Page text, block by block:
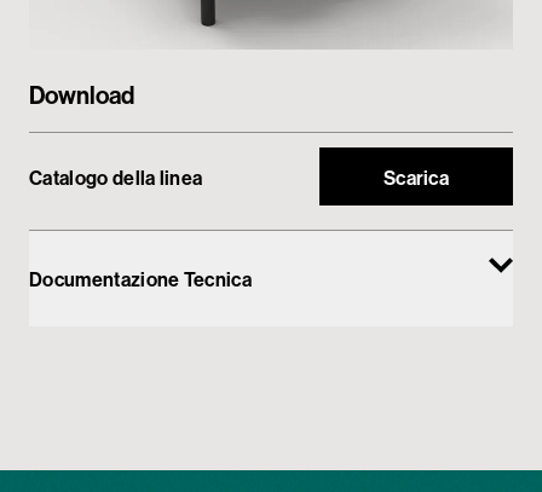
Download
Catalogo della linea Scarica
Documentazione Tecnica